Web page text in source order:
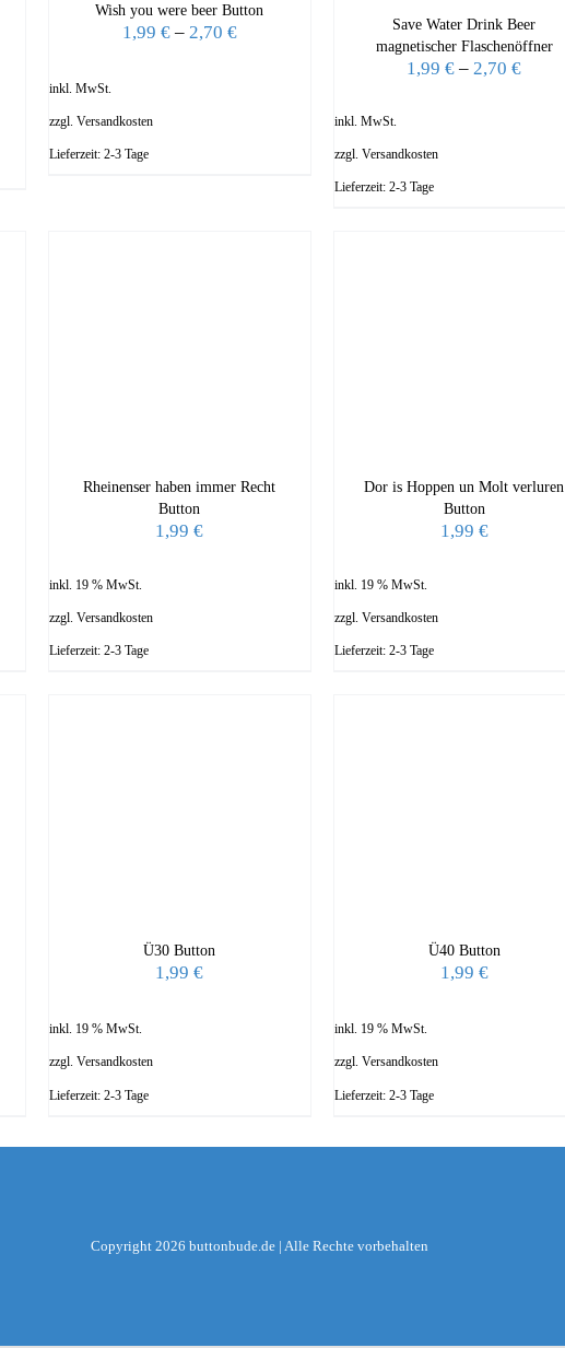
Wish you were beer Button
1,99 €– 2,70 €
inkl. MwSt.
zzgl. Versandkosten
Lieferzeit: 2-3 Tage
Save Water Drink Beer
magnetischer Flaschenöffner
1,99€ –2,70€
inkl. MwSt.
zzgl. Versandkosten
Lieferzeit: 2-3 Tage
Rheinenser haben immer Recht
Button
1,99€
inkl. 19 % MwSt.
zzgl. Versandkosten
Lieferzeit: 2-3 Tage
Dor is Hoppen un Molt verluren
Button
1,99 €
inkl. 19 % MwSt.
zzgl. Versandkosten
Lieferzeit: 2-3 Tage
Ü30 Button
1,99€
inkl. 19 % MwSt.
zzgl. Versandkosten
Lieferzeit: 2-3 Tage
Ü40 Button
1,99 €
inkl. 19 % MwSt.
zzgl. Versandkosten
Lieferzeit: 2-3 Tage
Copyright 2026 buttonbude.de | Alle Rechte vorbehalten